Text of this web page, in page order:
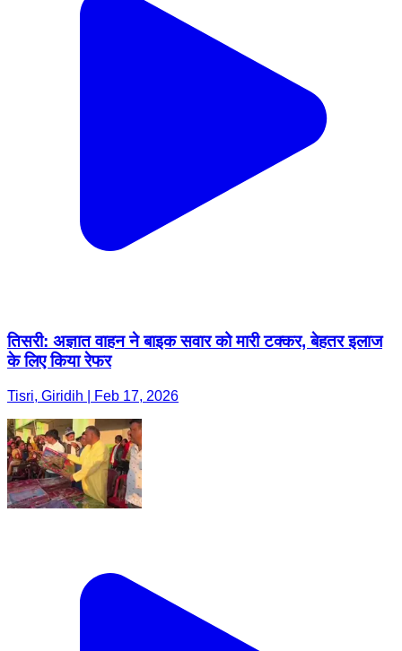
तिसरी: अज्ञात वाहन ने बाइक सवार को मारी टक्कर, बेहतर इलाज
के लिए किया रेफर
Tisri, Giridih | Feb 17, 2026